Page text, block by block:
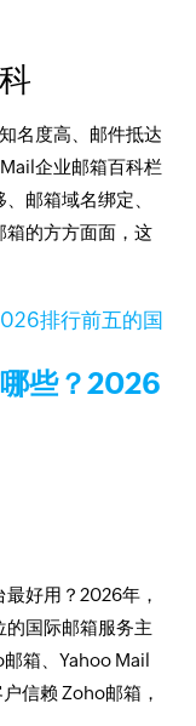
名度高、邮件抵达
企业邮箱百科栏
邮箱域名绑定、
箱的方方面面，这
些？2026
好用？2026年，
的国际邮箱服务主
箱、Yahoo Mail
信赖 Zoho邮箱，